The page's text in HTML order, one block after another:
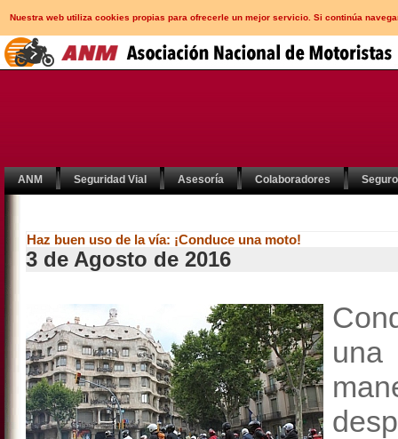
Nuestra web utiliza cookies propias para ofrecerle un mejor servicio. Si continúa
ANM Seguridad Vial Asesoría Colaboradores
Haz buen uso de la vía: ¡Conduce una moto!
3 de Agosto de 2016
una